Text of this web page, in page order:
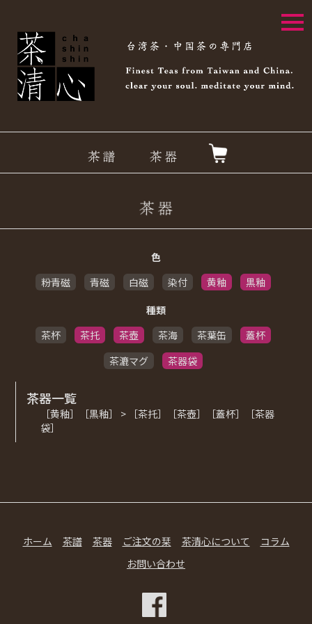
色
粉青磁
青磁 白磁 染付 黄釉
黒釉
種類
茶杯
茶托 茶壺 茶海 茶葉缶
蓋杯
茶漉マグ
茶器袋
茶器一覧
［黄釉］［黒釉］ > ［茶托］［茶壺］［蓋杯］［茶器
袋］
ホーム 茶譜 茶器 ご注文の栞 茶清心について
コラム
お問い合わせ